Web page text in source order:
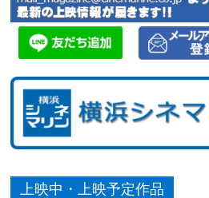
上映中・上映予定作品